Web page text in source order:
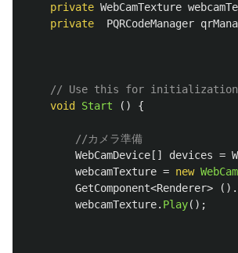
private WebCamTexture
private
PQRCodeManager
// Use this for initialization
void
Start () {
//カメラ準備
WebCamDevice [] devices =
webcamTexture = new
GetComponent<Renderer> ().
webcamTexture. Play();